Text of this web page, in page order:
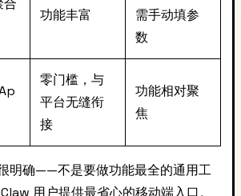
合
功能丰富
需手动填参
数
零门槛，与
平台无缝衔
接
功能相对聚
焦
明确——不是要做功能最全的通用工
用户提供最省心的移动端入口。